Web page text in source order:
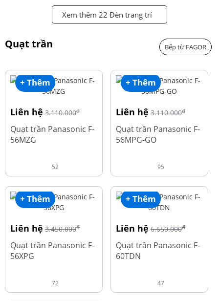
Xem thêm 22 Đèn trang trí
Quạt trần Bếp từ FAGOR
+ Thêm
Liên hệ 3.110.000đ
Quạt trần Panasonic F-
56MZG
52
+ Thêm
Liên hệ 3.110.000đ
Quạt trần Panasonic F-
56MPG-GO
95
+ Thêm
Liên hệ 3.450.000đ
Quạt trần Panasonic F-
56XPG
72
+ Thêm
Liên hệ 6.650.000đ
Quạt trần Panasonic F-
60TDN
47